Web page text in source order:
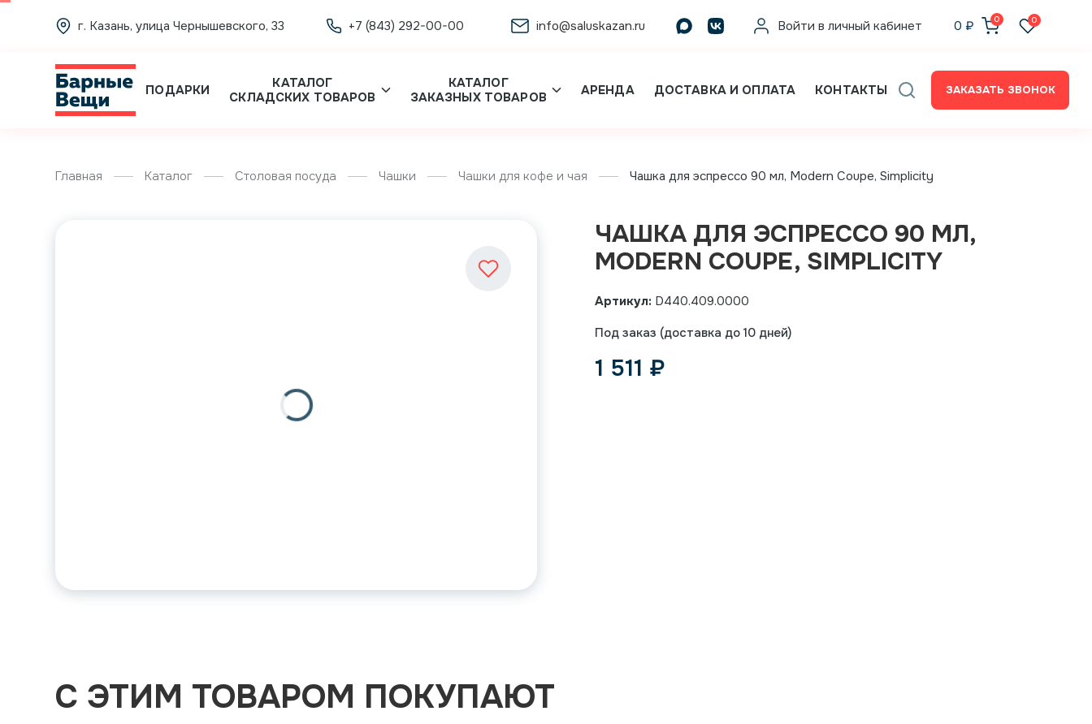
г. Казань, улица Чернышевского, 33 +7 (843) 292-00-00 info@saluskazan.ru Войти в личный кабинет 0 ₽ 0 0
ПОДАРКИ
КАТАЛОГ
СКЛАДСКИХ ТОВАРОВ
КАТАЛОГ
ЗАКАЗНЫХ ТОВАРОВ
АРЕНДА ДОСТАВКА И ОПЛАТА КОНТАКТЫ ЗАКАЗАТЬ ЗВОНОК
Главная Каталог Столовая посуда Чашки Чашки для кофе и чая Чашка для эспрессо 90 мл, Modern Coupe, Simplicity
ЧАШКА ДЛЯ ЭСПРЕССО 90 МЛ,
MODERN COUPE, SIMPLICITY
Артикул: D440.409.0000
Под заказ (доставка до 10 дней)
1 511 ₽
С ЭТИМ ТОВАРОМ ПОКУПАЮТ